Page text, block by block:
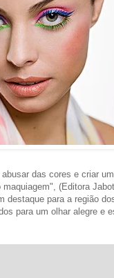
das cores e criar
(Editora
para a região
para um olhar alegre e